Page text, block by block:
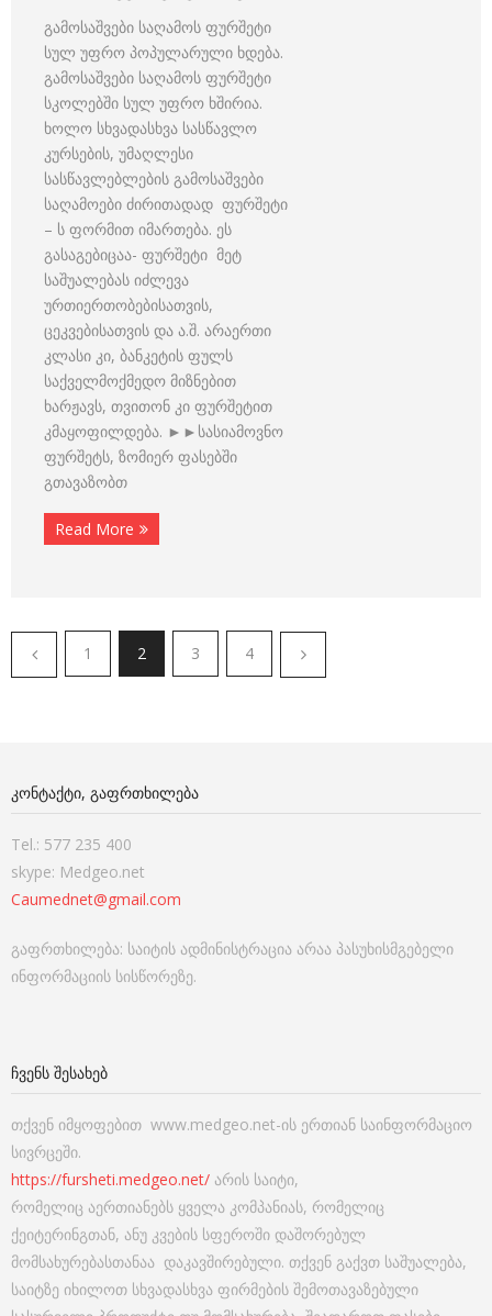
გამოსაშვები საღამოს ფურშეტი
სულ უფრო პოპულარული ხდება.
გამოსაშვები საღამოს ფურშეტი
სკოლებში სულ უფრო ხშირია.
ხოლო სხვადასხვა სასწავლო
კურსების, უმაღლესი
სასწავლებლების გამოსაშვები
საღამოები ძირითადად ფურშეტი
– ს ფორმით იმართება. ეს
გასაგებიცაა- ფურშეტი მეტ
საშუალებას იძლევა
ურთიერთობებისათვის,
ცეკვებისათვის და ა.შ. არაერთი
კლასი კი, ბანკეტის ფულს
საქველმოქმედო მიზნებით
ხარჟავს, თვითონ კი ფურშეტით
კმაყოფილდება. ►►სასიამოვნო
ფურშეტს, ზომიერ ფასებში
გთავაზობთ
Read More
1 2 3 4
ᲙᲝᲜᲢᲐᲥᲢᲘ, ᲒᲐᲤᲠᲗᲮᲘᲚᲔᲑᲐ
Tel.: 577 235 400
skype: Medgeo.net
Caumednet@gmail.com
გაფრთხილება: საიტის ადმინისტრაცია არაა პასუხისმგებელი
ინფორმაციის სისწორეზე.
ᲩᲕᲔᲜᲡ ᲨᲔᲡᲐᲮᲔᲑ
თქვენ იმყოფებით www.medgeo.net-ის ერთიან საინფორმაციო
სივრცეში.
https://fursheti.medgeo.net/ არის საიტი,
რომელიც აერთიანებს ყველა კომპანიას, რომელიც
ქეიტერინგთან, ანუ კვების სფეროში დაშორებულ
მომსახურებასთანაა დაკავშირებული. თქვენ გაქვთ საშუალება,
საიტზე იხილოთ სხვადასხვა ფირმების შემოთავაზებული